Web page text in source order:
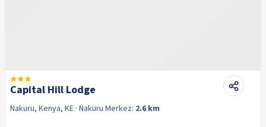
Capital Hill Lodge
Nakuru, Kenya, KE · Nakuru Merkez: 2.6 km